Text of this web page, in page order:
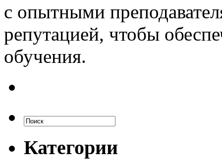
с опытными
репутацией, чтобы
обучения.
Категории